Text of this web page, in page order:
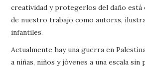
creatividad y protegerlos del daño está
de nuestro trabajo como autorxs,
infantiles.
Actualmente hay una guerra en
a niñas, niños y jóvenes a una escala sin